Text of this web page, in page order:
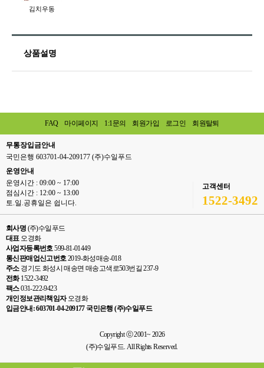
김치우동
상품설명
FAQ 마이페이지 1:1문의 회원가입 로그인 회원탈퇴
무통장입금안내
국민은행 603701-04-209177 (주)수일푸드
운영안내
운영시간 : 09:00 ~ 17:00
점심시간 : 12:00 ~ 13:00
토.일.공휴일은 쉽니다.
고객센터
1522-3492
회사명 (주)수일푸드
대표오경화
사업자등록번호599-81-01449
통신판매업신고번호2019-화성매송-018
주소경기도 화성시 매송면 매송고색로503번길 237-9
전화1522-3492
팩스031-222-9423
개인정보관리책임자오경화
입금안내: 603701-04-209177 국민은행 (주)수일푸드
Copyright ⓒ 2001~ 2026
(주)수일푸드. All Rights Reserved.